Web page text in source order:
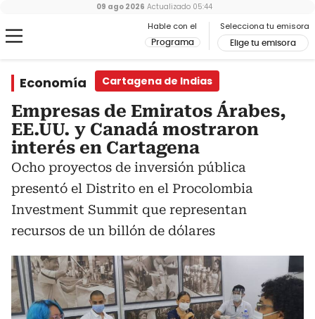
Hable con el
Programa
Selecciona tu emisora
Elige tu emisora
09 ago 2026 Actualizado 05:44
Economía Cartagena de Indias
Empresas de Emiratos Árabes,
EE.UU. y Canadá mostraron
interés en Cartagena
Ocho proyectos de inversión pública
presentó el Distrito en el Procolombia
Investment Summit que representan
recursos de un billón de dólares